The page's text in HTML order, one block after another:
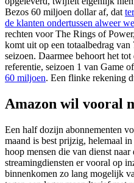
Bezos 60 miljoen dollar af, dat
de klanten ondertussen alweer
rechten voor The Rings of
komt uit op een totaalbedrag
seizoen. Daarmee behoort het
referentie, seizoen 1 van Game
60 miljoen. Een flinke rekening
Amazon wil vooral
Een half dozijn abonnementen
maand is best prijzig, helemaal
hoop mensen die van dienst
streamingdiensten er vooral op
binnenkomen zo lang mogelijk